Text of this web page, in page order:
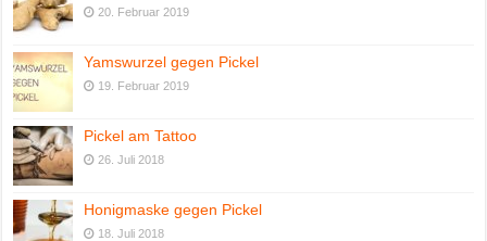
20. Februar 2019
Yamswurzel gegen Pickel
19. Februar 2019
Pickel am Tattoo
26. Juli 2018
Honigmaske gegen Pickel
18. Juli 2018